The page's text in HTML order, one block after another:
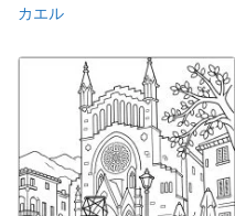
カエル